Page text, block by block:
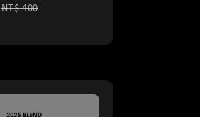
Regular
NT$ 400